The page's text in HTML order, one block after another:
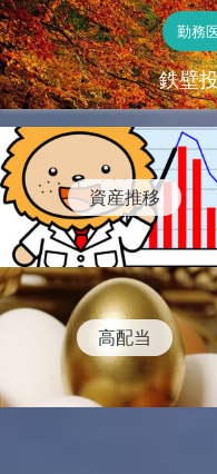
勤務
鉄壁
資産推移
高配当